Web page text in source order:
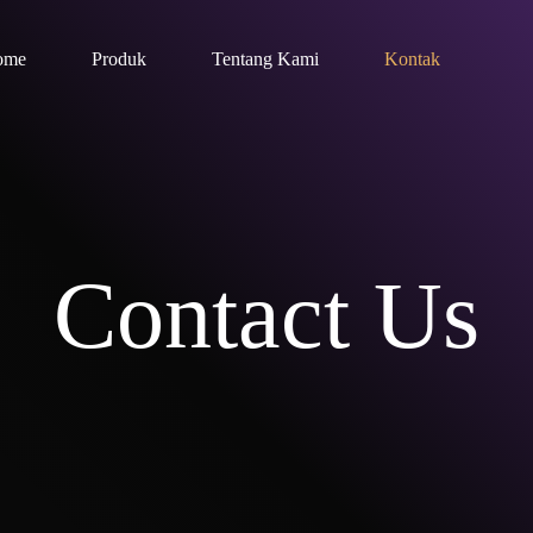
Produk Tentang Kami Kontak
Contact Us